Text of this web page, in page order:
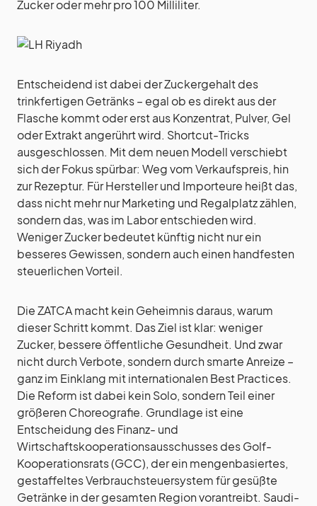
Zucker oder mehr pro 100 Milliliter.
Entscheidend ist dabei der Zuckergehalt des
trinkfertigen Getränks – egal ob es direkt aus der
Flasche kommt oder erst aus Konzentrat, Pulver, Gel
oder Extrakt angerührt wird. Shortcut-Tricks
ausgeschlossen. Mit dem neuen Modell verschiebt
sich der Fokus spürbar: Weg vom Verkaufspreis, hin
zur Rezeptur. Für Hersteller und Importeure heißt das,
dass nicht mehr nur Marketing und Regalplatz zählen,
sondern das, was im Labor entschieden wird.
Weniger Zucker bedeutet künftig nicht nur ein
besseres Gewissen, sondern auch einen handfesten
steuerlichen Vorteil.
Die ZATCA macht kein Geheimnis daraus, warum
dieser Schritt kommt. Das Ziel ist klar: weniger
Zucker, bessere öffentliche Gesundheit. Und zwar
nicht durch Verbote, sondern durch smarte Anreize –
ganz im Einklang mit internationalen Best Practices.
Die Reform ist dabei kein Solo, sondern Teil einer
größeren Choreografie. Grundlage ist eine
Entscheidung des Finanz- und
Wirtschaftskooperationsausschusses des Golf-
Kooperationsrats (GCC), der ein mengenbasiertes,
gestaffeltes Verbrauchsteuersystem für gesüßte
Getränke in der gesamten Region vorantreibt. Saudi-